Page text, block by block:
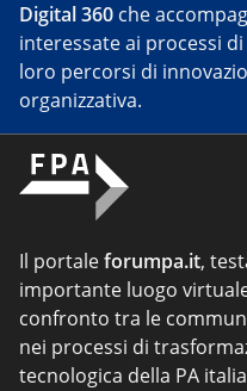
Digital 360 che
interessate ai processi
loro percorsi di
organizzativa.
Il portaleforumpa.it,
importante luogo
confronto tra le
nei processi di
tecnologica della PA